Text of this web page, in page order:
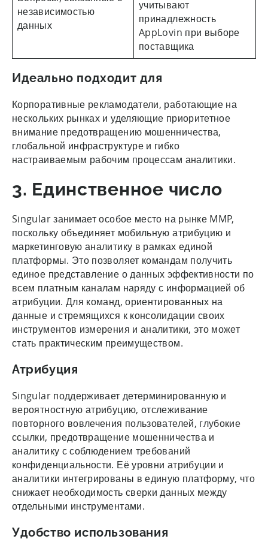
независимостью
данных
учитывают
принадлежность
AppLovin при выборе
поставщика
Идеально подходит для
Корпоративные рекламодатели, работающие на
нескольких рынках и уделяющие приоритетное
внимание предотвращению мошенничества,
глобальной инфраструктуре и гибко
настраиваемым рабочим процессам аналитики.
3. Единственное число
Singular занимает особое место на рынке MMP,
поскольку объединяет мобильную атрибуцию и
маркетинговую аналитику в рамках единой
платформы. Это позволяет командам получить
единое представление о данных эффективности по
всем платным каналам наряду с информацией об
атрибуции. Для команд, ориентированных на
данные и стремящихся к консолидации своих
инструментов измерения и аналитики, это может
стать практическим преимуществом.
Атрибуция
Singular поддерживает детерминированную и
вероятностную атрибуцию, отслеживание
повторного вовлечения пользователей, глубокие
ссылки, предотвращение мошенничества и
аналитику с соблюдением требований
конфиденциальности. Её уровни атрибуции и
аналитики интегрированы в единую платформу, что
снижает необходимость сверки данных между
отдельными инструментами.
Удобство использования